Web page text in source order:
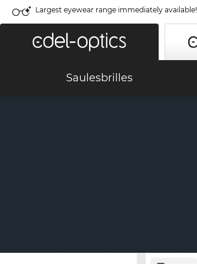
Largest eyewear range immediately available!
Saulesbrilles